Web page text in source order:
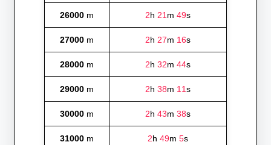
26000 m 2h 21m 49s
27000 m 2h 27m 16s
28000 m 2h 32m 44s
29000 m 2h 38m 11s
30000 m 2h 43m 38s
31000 m 2h 49m 5s